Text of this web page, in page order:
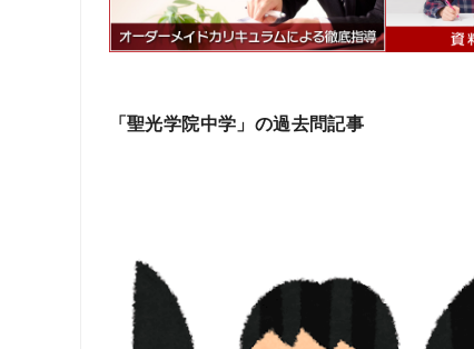
「聖光学院中学」の過去問記事